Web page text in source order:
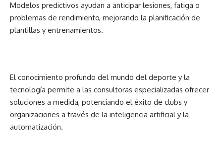
Modelos predictivos ayudan a anticipar lesiones, fatiga o
problemas de rendimiento, mejorando la planificación de
plantillas y entrenamientos.
El conocimiento profundo del mundo del deporte y la
tecnología permite a las consultoras especializadas ofrecer
soluciones a medida, potenciando el éxito de clubs y
organizaciones a través de la inteligencia artificial y la
automatización.